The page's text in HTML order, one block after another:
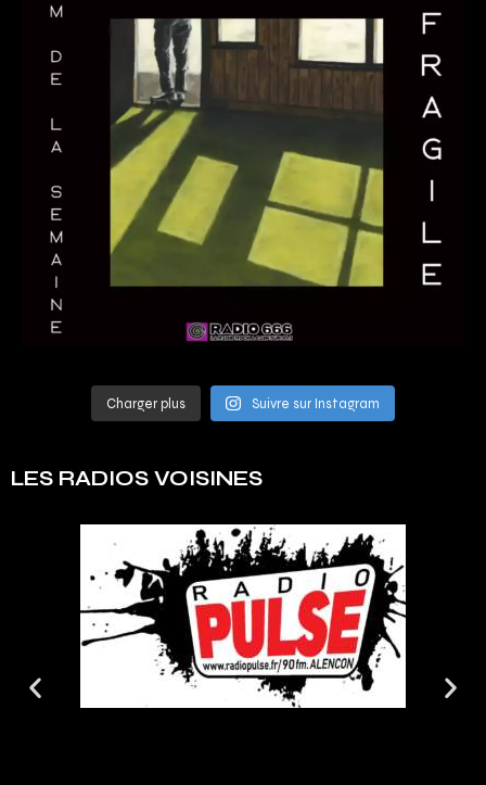
Charger plus Suivre sur Instagram
LES RADIOS VOISINES